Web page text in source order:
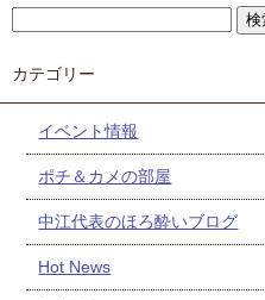
カテゴリー
イベント情報
ポチ＆カメの部屋
中江代表のほろ酔いブログ
Hot News